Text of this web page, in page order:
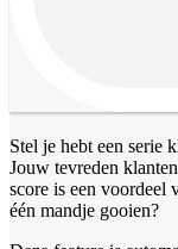
Stel je hebt een serie
Jouw tevreden
score is een voordeel
één mandje gooien?